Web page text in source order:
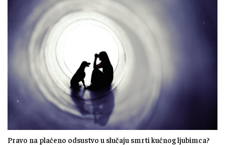
Pravo na plaćeno odsustvo u slučaju smrti kućnog ljubimca?